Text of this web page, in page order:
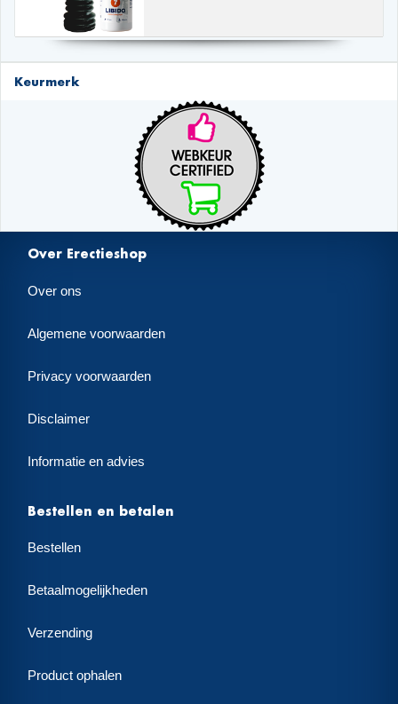
Keurmerk
Over Erectieshop
Over ons
Algemene voorwaarden
Privacy voorwaarden
Disclaimer
Informatie en advies
Bestellen en betalen
Bestellen
Betaalmogelijkheden
Verzending
Product ophalen